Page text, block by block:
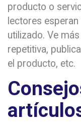
producto o
lectores
utilizado. Ve
repetitiva,
el producto, etc.